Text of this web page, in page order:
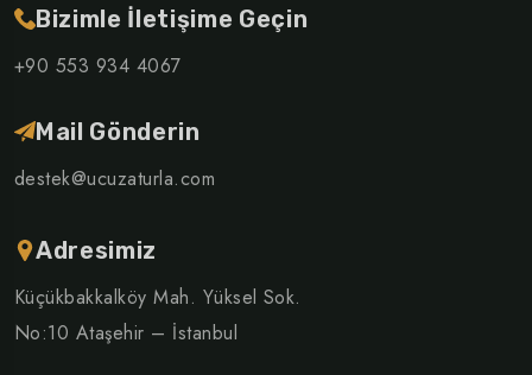
Bizimle İletişime Geçin
+90 553 934 4067
Mail Gönderin
destek@ucuzaturla.com
Adresimiz
Küçükbakkalköy Mah. Yüksel Sok.
No:10 Ataşehir – İstanbul